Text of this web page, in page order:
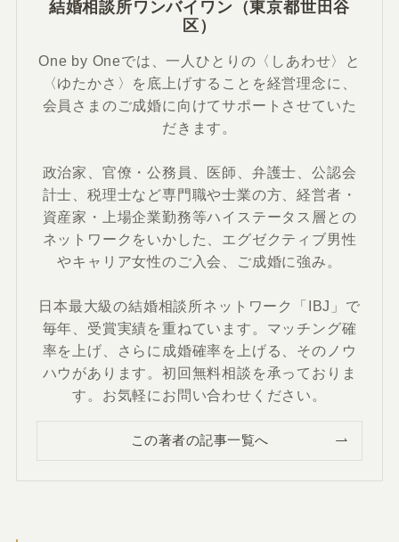
結婚相談所ワンバイワン（東京都世田谷
区）
One by Oneでは、一人ひとりの〈しあわせ〉と
〈ゆたかさ〉を底上げすることを経営理念に、
会員さまのご成婚に向けてサポートさせていた
だきます。
政治家、官僚・公務員、医師、弁護士、公認会
計士、税理士など専門職や士業の方、経営者・
資産家・上場企業勤務等ハイステータス層との
ネットワークをいかした、エグゼクティブ男性
やキャリア女性のご入会、ご成婚に強み。
日本最大級の結婚相談所ネットワーク「IBJ」で
毎年、受賞実績を重ねています。マッチング確
率を上げ、さらに成婚確率を上げる、そのノウ
ハウがあります。初回無料相談を承っておりま
す。お気軽にお問い合わせください。
この著者の記事一覧へ